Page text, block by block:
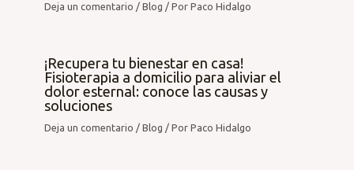
Deja un comentario /Blog / PorPaco Hidalgo
¡Recupera tu bienestar en casa!
Fisioterapia a domicilio para aliviar el
dolor esternal: conoce las causas y
soluciones
Deja un comentario /Blog / PorPaco Hidalgo